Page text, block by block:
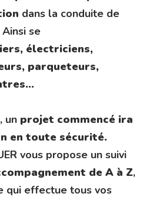
dans la conduite de
se
électriciens,
parqueteurs,
un projet commencé ira
en toute sécurité.
vous propose un suivi
de A à Z,
qui effectue tous vos